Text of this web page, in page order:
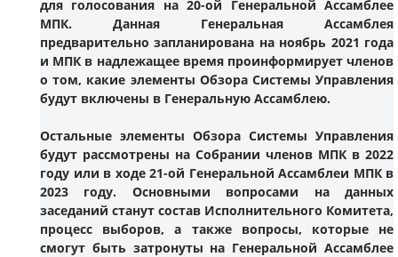
для голосования на 20-ой Генеральной Ассамблее
МПК. Данная Генеральная Ассамблея
предварительно запланирована на ноябрь 2021 года
и МПК в надлежащее время проинформирует членов
о том, какие элементы Обзора Системы Управления
будут включены в Генеральную Ассамблею.
Остальные элементы Обзора Системы Управления
будут рассмотрены на Собрании членов МПК в 2022
году или в ходе 21-ой Генеральной Ассамблеи МПК в
2023 году. Основными вопросами на данных
заседаний станут состав Исполнительного Комитета,
процесс выборов, а также вопросы, которые не
смогут быть затронуты на Генеральной Ассамблее